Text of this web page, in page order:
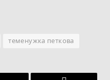
теменужка петкова